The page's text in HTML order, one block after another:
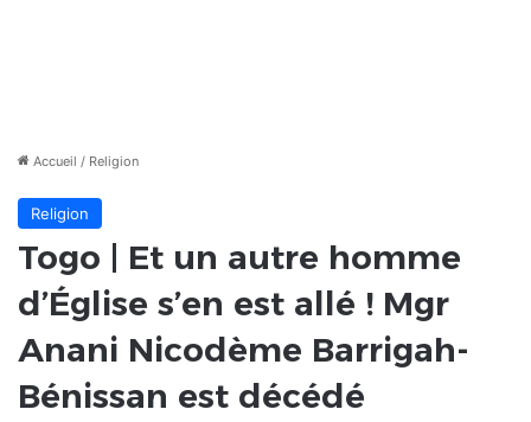
Accueil / Religion
Religion
Togo | Et un autre homme
d’Église s’en est allé ! Mgr
Anani Nicodème Barrigah-
Bénissan est décédé